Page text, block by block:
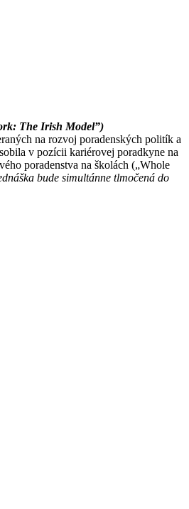
The Irish Model”)
na rozvoj poradenských politík a
v pozícii kariérovej poradkyne na
poradenstva na školách („Whole
bude simultánne tlmočená do